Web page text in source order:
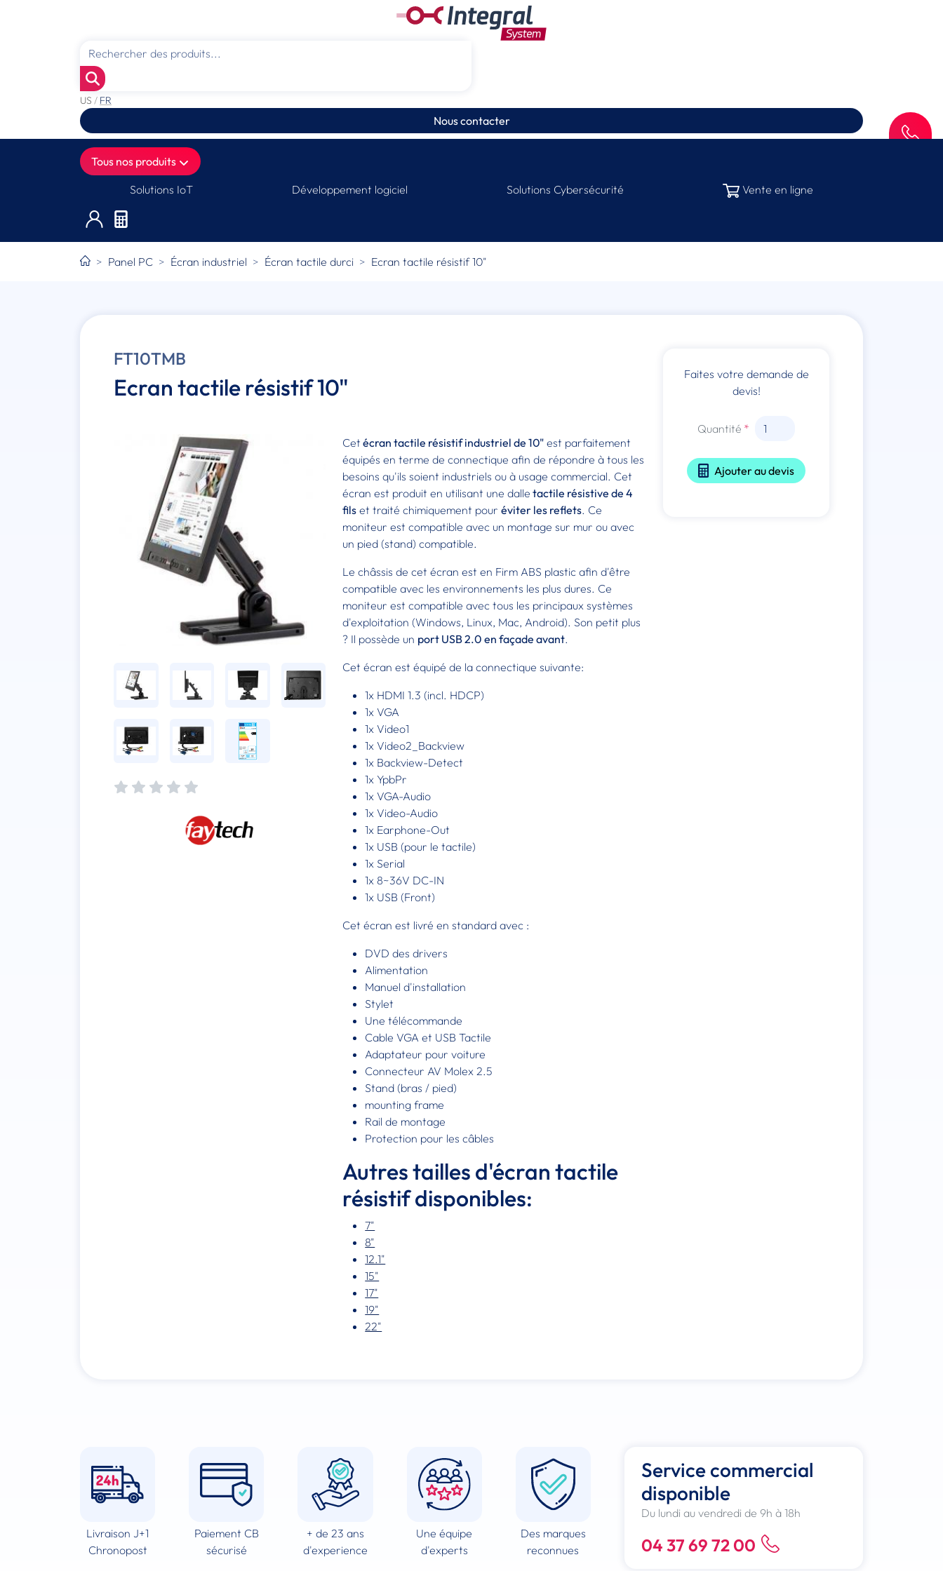
US / FR
Nous contacter
Tous nos produits
Solutions IoT Développement logiciel Solutions Cybersécurité Vente en ligne
Panel PC Écran industriel Écran tactile durci Ecran tactile résistif 10"
FT10TMB
Ecran tactile résistif 10"
Cet écran tactile résistif industriel de 10" est parfaitement
équipés en terme de connectique afin de répondre à tous les
besoins qu'ils soient industriels ou à usage commercial. Cet
écran est produit en utilisant une dalle tactile résistive de 4
fils et traité chimiquement pouréviter les reflets. Ce
moniteur est compatible avec un montage sur mur ou avec
un pied (stand) compatible.
Le châssis de cet écran est en Firm ABS plastic afin d'être
compatible avec les environnements les plus dures. Ce
moniteur est compatible avec tous les principaux systèmes
d'exploitation (Windows, Linux, Mac, Android). Son petit plus
? Il possède un port USB 2.0 en façade avant.
Cet écran est équipé de la connectique suivante:
1x HDMI 1.3 (incl. HDCP)
1x VGA
1x Video1
1x Video2_Backview
1x Backview-Detect
1x YpbPr
1x VGA-Audio
1x Video-Audio
1x Earphone-Out
1x USB (pour le tactile)
1x Serial
1x 8~36V DC-IN
1x USB (Front)
Cet écran est livré en standard avec :
DVD des drivers
Alimentation
Manuel d'installation
Stylet
Une télécommande
Cable VGA et USB Tactile
Adaptateur pour voiture
Connecteur AV Molex 2.5
Stand (bras / pied)
mounting frame
Rail de montage
Protection pour les câbles
Autres tailles d'écran tactile
résistif disponibles:
7"
8"
12.1"
15"
17"
19"
22"
Faites votre demande de
devis!
Quantité
Ajouter au devis
Livraison J+1
Chronopost
Paiement CB
sécurisé
+ de 23 ans
d'experience
Une équipe
d'experts
Des marques
reconnues
Service commercial
disponible
Du lundi au vendredi de 9h à 18h
04 37 69 72 00